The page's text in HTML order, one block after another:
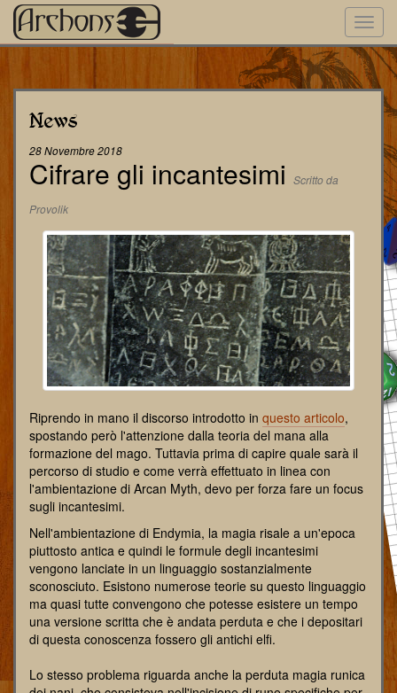
News
28 Novembre 2018
Cifrare gli incantesimi Scritto da
Provolik
Riprendo in mano il discorso introdotto in questo articolo,
spostando però l'attenzione dalla teoria del mana alla
formazione del mago. Tuttavia prima di capire quale sarà il
percorso di studio e come verrà effettuato in linea con
l'ambientazione di Arcan Myth, devo per forza fare un focus
sugli incantesimi.
Nell'ambientazione di Endymia, la magia risale a un'epoca
piuttosto antica e quindi le formule degli incantesimi
vengono lanciate in un linguaggio sostanzialmente
sconosciuto. Esistono numerose teorie su questo linguaggio
ma quasi tutte convengono che potesse esistere un tempo
una versione scritta che è andata perduta e che i depositari
di questa conoscenza fossero gli antichi elfi.
Lo stesso problema riguarda anche la perduta magia runica